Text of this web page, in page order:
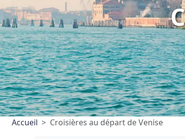
Accueil Croisières au départ de Venise